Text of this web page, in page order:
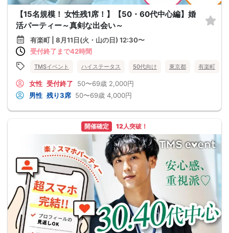
【15名規模！ 女性残1席！】【50・60代中心編】婚
活パーティー～真剣な出会い～
有楽町 | 8月11日(火・山の日) 12:30〜
受付終了まで42時間
TMSイベント ハイステータス 50代向け 東京都 有楽町
女性 受付終了 50〜69歳 2,000円
男性 残り3席 50〜69歳 4,000円
開催確定 12人突破！